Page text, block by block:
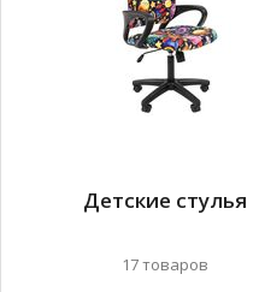
Детские стулья
17 товаров